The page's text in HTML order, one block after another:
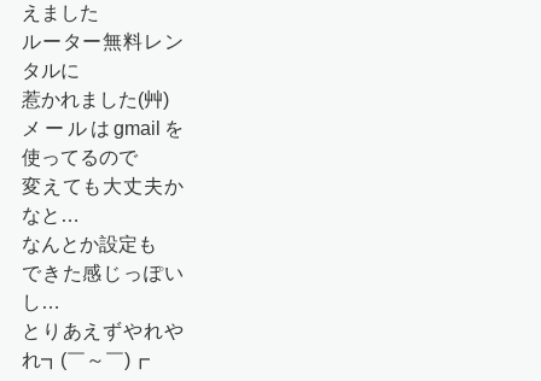
えました
ルーター無料レン
タルに
惹かれました(艸)
メールはgmailを
使ってるので
変えても大丈夫か
なと…
なんとか設定も
できた感じっぽい
し…
とりあえずやれや
れ┓(￣～￣)┏